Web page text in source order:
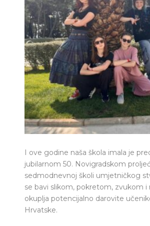
I ove godine naša škola imala je
jubilarnom 50. Novigradskom
sedmodnevnoj školi umjetničkog
se bavi slikom, pokretom, zvukom i
okuplja potencijalno darovite
Hrvatske.